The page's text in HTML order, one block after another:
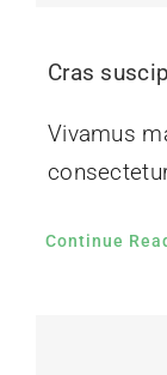
Cras
Vivamus
Continue